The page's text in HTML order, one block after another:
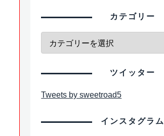
カテゴリー
ツイッター
Tweets by sweetroad5
インスタグラム